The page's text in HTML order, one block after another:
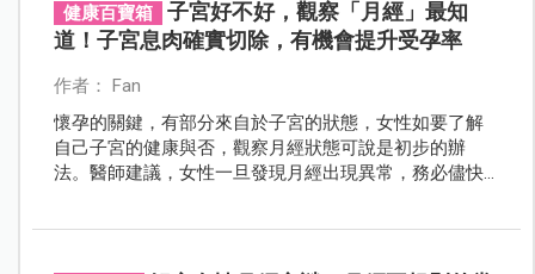
健康百寶箱
子宮好不好，觀察「月經」最知
道！子宮息肉確實切除，有機會提升受孕率
作者： Fan
懷孕的關鍵，有部分來自於子宮的狀態，女性如要了解
自己子宮的健康與否，觀察月經狀態可說是初步的辦
法。醫師建議，女性一旦發現月經出現異常，務必儘快